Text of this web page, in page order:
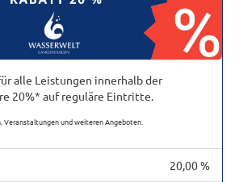
alle Leistungen innerhalb der
20%* auf reguläre Eintritte.
Veranstaltungen und weiteren Angeboten.
20,00 %